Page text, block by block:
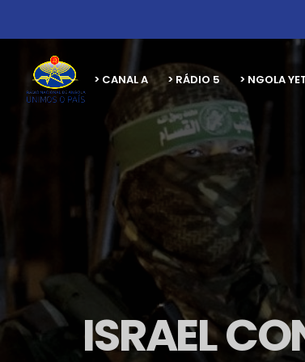
> CANAL A > RÁDIO 5 > NGOLA
ISRAEL